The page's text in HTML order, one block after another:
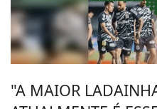
"A MAIOR